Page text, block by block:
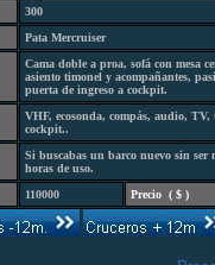
300
Pata Mercruiser
Cama doble a proa, sofá con mesa
asiento timonel y acompañantes,
puerta de ingreso a cockpit.
VHF, ecosonda, compás, audio,
cockpit..
Si buscabas un barco nuevo sin ser
horas de uso.
110000 Precio ( $ )